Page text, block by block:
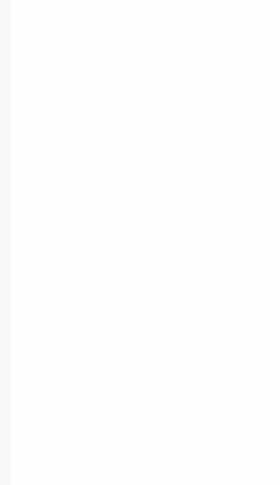
О внесении
О внесении
и
изменений